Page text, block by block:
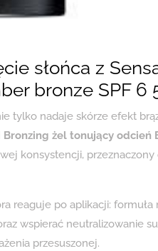
słońca z
bronze SPF 6
tylko nadaje skórze efekt
Bronzing żel tonujący odcień
konsystencji,
reaguje po aplikacji: formuła
wspierać neutralizowanie
przesuszonej.